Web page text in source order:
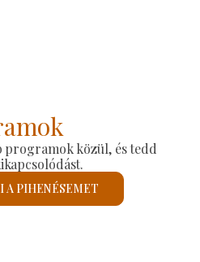
programok közül, és tedd
A PIHENÉSEMET
Templom